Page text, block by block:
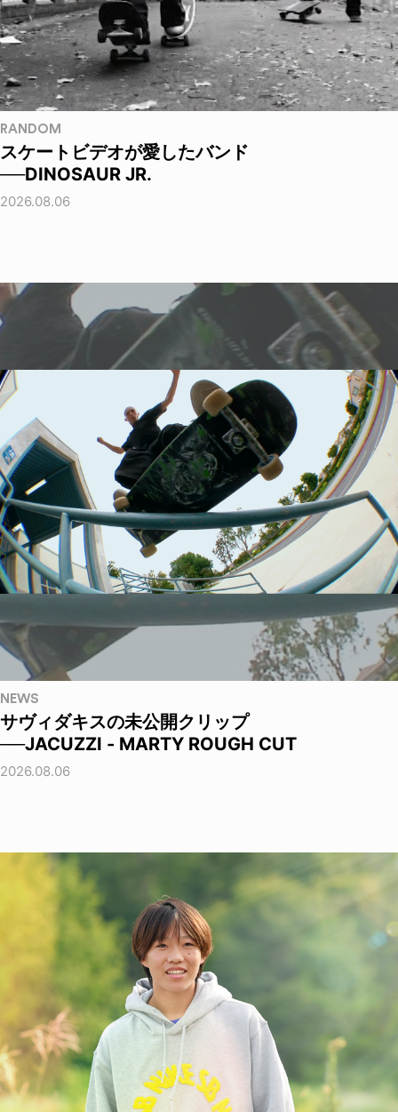
RANDOM
スケートビデオが愛したバンド
──DINOSAUR JR.
2026.08.06
NEWS
サヴィダキスの未公開クリップ
──JACUZZI - MARTY ROUGH CUT
2026.08.06